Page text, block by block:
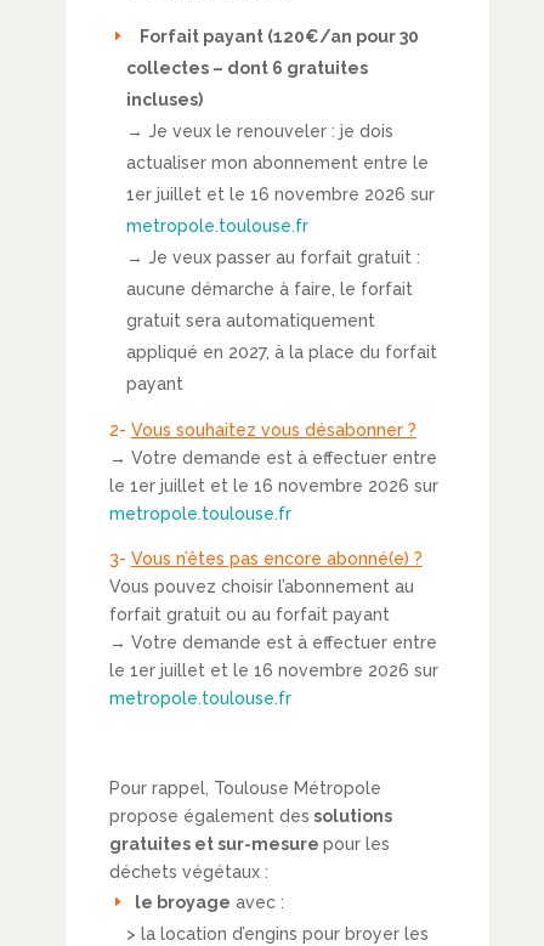
Forfait payant (120€/an pour 30
collectes – dont 6 gratuites
incluses)
→ Je veux le renouveler : je dois
actualiser mon abonnement entre le
1er juillet et le 16 novembre 2026 sur
metropole.toulouse.fr
→ Je veux passer au forfait gratuit :
aucune démarche à faire, le forfait
gratuit sera automatiquement
appliqué en 2027, à la place du forfait
payant
2- Vous souhaitez vous désabonner ?
→ Votre demande est à effectuer entre
le 1er juillet et le 16 novembre 2026 sur
metropole.toulouse.fr
3- Vous n’êtes pas encore abonné(e) ?
Vous pouvez choisir l’abonnement au
forfait gratuit ou au forfait payant
→ Votre demande est à effectuer entre
le 1er juillet et le 16 novembre 2026 sur
metropole.toulouse.fr
Pour rappel, Toulouse Métropole
propose également des solutions
gratuites et sur-mesure pour les
déchets végétaux :
le broyage avec :
> la location d’engins pour broyer les